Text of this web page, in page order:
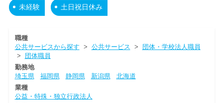
未経験 土日祝日休み
職種
公共サービスから探す > 公共サービス > 団体・学校法人職員
> 団体職員
勤務地
埼玉県
福岡県 静岡県 新潟県
北海道
業種
公益・特殊・独立行政法人